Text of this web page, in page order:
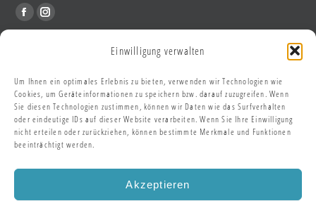
Einwilligung verwalten
Um Ihnen ein optimales Erlebnis zu bieten, verwenden wir Technologien wie
Cookies, um Geräteinformationen zu speichern bzw. darauf zuzugreifen. Wenn
Sie diesen Technologien zustimmen, können wir Daten wie das Surfverhalten
oder eindeutige IDs auf dieser Website verarbeiten. Wenn Sie Ihre Einwilligung
nicht erteilen oder zurückziehen, können bestimmte Merkmale und Funktionen
beeinträchtigt werden.
Akzeptieren
Find us on:
Facebook
in
new
window
Instagram
new
window
Impressum
Datenschutzerklärung
Cookie Richtlinien (EU)
AKTUELLES / PRESSE